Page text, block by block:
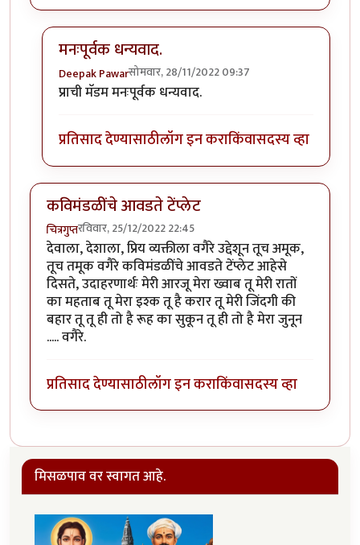
मनःपूर्वक धन्यवाद.
Deepak Pawarसोमवार, 28/11/2022 09:37
In reply toआवडली.byप्राची अश्विनी
प्राची मॅडम मनःपूर्वक धन्यवाद.
प्रतिसाद देण्यासाठीलॉग इन कराकिंवासदस्य व्हा
कविमंडळींचे आवडते टेंप्लेट
चित्रगुप्तरविवार, 25/12/2022 22:45
देवाला, देशाला, प्रिय व्यक्तीला वगैरे उद्देशून तूच अमूक,
तूच तमूक वगैरे कविमंडळींचे आवडते टेंप्लेट आहेसे
दिसते, उदाहरणार्थः मेरी आरजू मेरा ख्वाब तू मेरी रातों
का महताब तू मेरा इश्क तू है करार तू मेरी जिंदगी की
बहार तू तू ही तो है रूह का सुकून तू ही तो है मेरा जुनून
..... वगैरे.
प्रतिसाद देण्यासाठीलॉग इन कराकिंवासदस्य व्हा
मिसळपाव वर स्वागत आहे.